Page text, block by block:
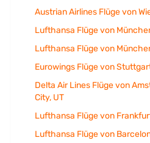
Austrian Airlines Flüge von
Lufthansa Flüge von
Lufthansa Flüge von
Eurowings Flüge von
Delta Air Lines Flüge von
City, UT
Lufthansa Flüge von
Lufthansa Flüge von